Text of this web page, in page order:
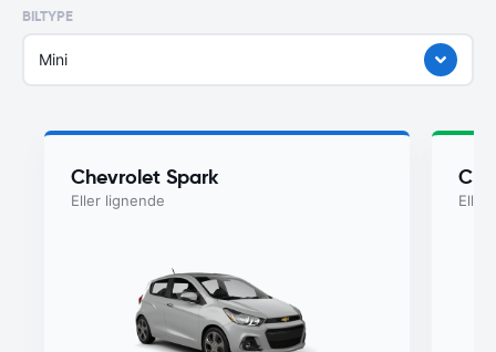
BILTYPE
Mini
Chevrolet Spark
Eller lignende Eller